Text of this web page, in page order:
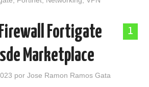
1
Fortigate
Marketplace
porJose Ramon Ramos Gata